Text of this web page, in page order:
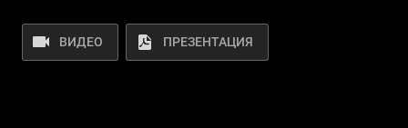
ВИДЕО ПРЕЗЕНТАЦИЯ